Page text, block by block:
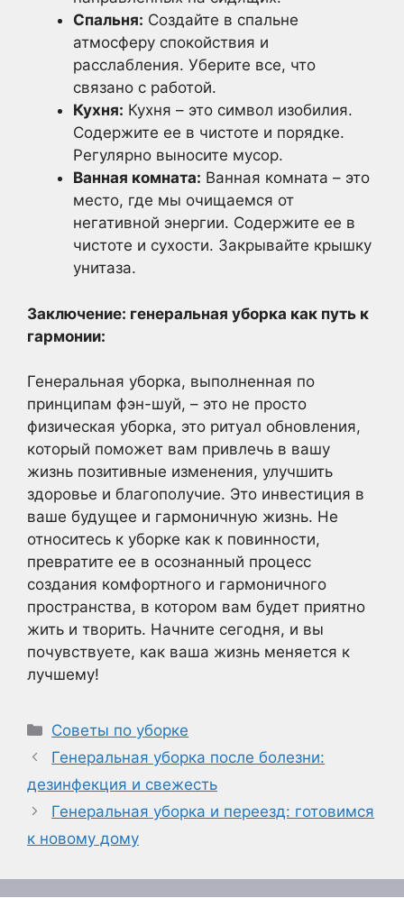
Спальня: Создайте в спальне
атмосферу спокойствия и
расслабления. Уберите все, что
связано с работой.
Кухня: Кухня – это символ изобилия.
Содержите ее в чистоте и порядке.
Регулярно выносите мусор.
Ванная комната: Ванная комната – это
место, где мы очищаемся от
негативной энергии. Содержите ее в
чистоте и сухости. Закрывайте крышку
унитаза.
Заключение: генеральная уборка как путь к
гармонии:
Генеральная уборка, выполненная по
принципам фэн-шуй, – это не просто
физическая уборка, это ритуал обновления,
который поможет вам привлечь в вашу
жизнь позитивные изменения, улучшить
здоровье и благополучие. Это инвестиция в
ваше будущее и гармоничную жизнь. Не
относитесь к уборке как к повинности,
превратите ее в осознанный процесс
создания комфортного и гармоничного
пространства, в котором вам будет приятно
жить и творить. Начните сегодня, и вы
почувствуете, как ваша жизнь меняется к
лучшему!
Рубрики
Советы по уборке
Генеральная уборка после болезни:
дезинфекция и свежесть
Генеральная уборка и переезд: готовимся
к новому дому